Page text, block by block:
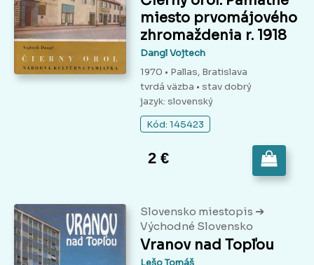
miesto prvomájového
zhromaždenia r. 1918
Dangl Vojtech
1970 • Pallas, Bratislava
tvrdá väzba • stav dobrý
jazyk: slovenský
Kód: 145423
2 €
Slovensko miestopis ➔
Východné Slovensko
Vranov nad Topľou
Lešo Tomáš